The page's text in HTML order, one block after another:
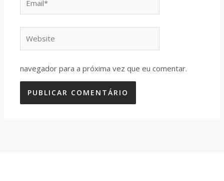
navegador para a próxima vez que eu comentar.